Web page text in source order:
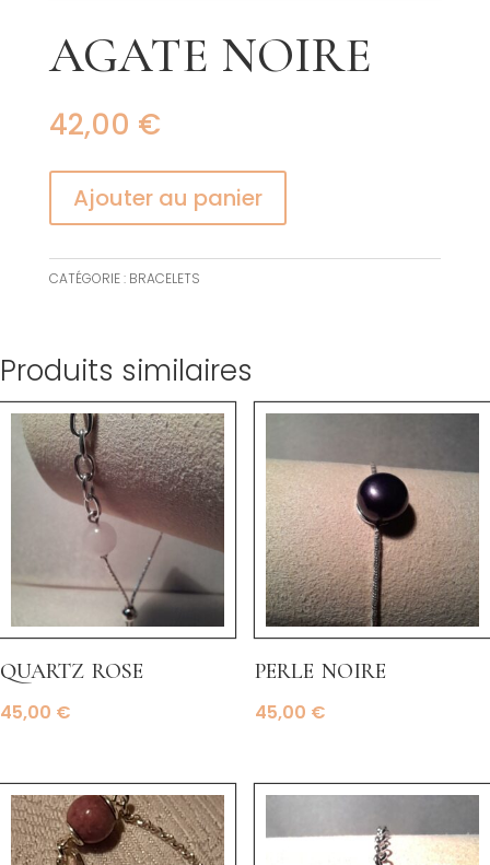
AGATE NOIRE
42,00 €
Ajouter au panier
CATÉGORIE : BRACELETS
Produits similaires
quartz rose
45,00 €
perle noire
45,00 €